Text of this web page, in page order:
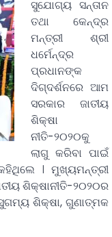
ସୁଯୋଗ୍ୟ ସନ୍ତାନ
ତଥା କେନ୍ଦ୍ର
ମନ୍ତ୍ରୀ ଶ୍ରୀ
ଧର୍ମେନ୍ଦ୍ର
ପ୍ରଧାନଙ୍କ
ଦିଗ୍‌ଦର୍ଶନରେ ଆମ
ସରକାର ଜାତୀୟ
ଶିକ୍ଷା
ନୀତି-୨୦୨୦କୁ
ଲାଗୁ କରିବା ପାଇଁ
। ମୁଖ୍ୟମନ୍ତ୍ରୀ
ଶିକ୍ଷାନୀତି-୨୦୨୦ର
ଶିକ୍ଷା, ଗୁଣାତ୍ମକ